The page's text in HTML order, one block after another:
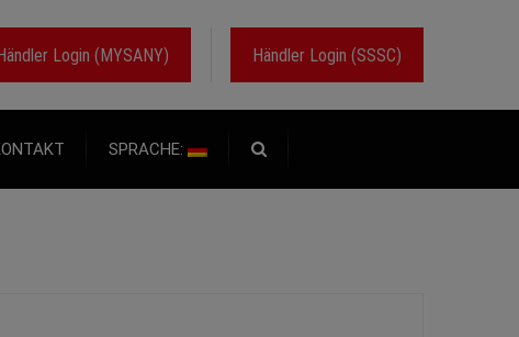
Händler Login (SSSC)
Login (MYSANY)
SPRACHE: